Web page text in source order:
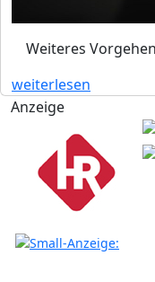
Weiteres
weiterlesen
Anzeige